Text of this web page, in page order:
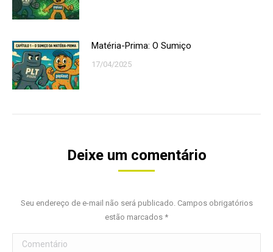
Matéria-Prima: O Sumiço
17/04/2025
Deixe um comentário
Seu endereço de e-mail não será publicado. Campos obrigatórios
estão marcados *
Comentário